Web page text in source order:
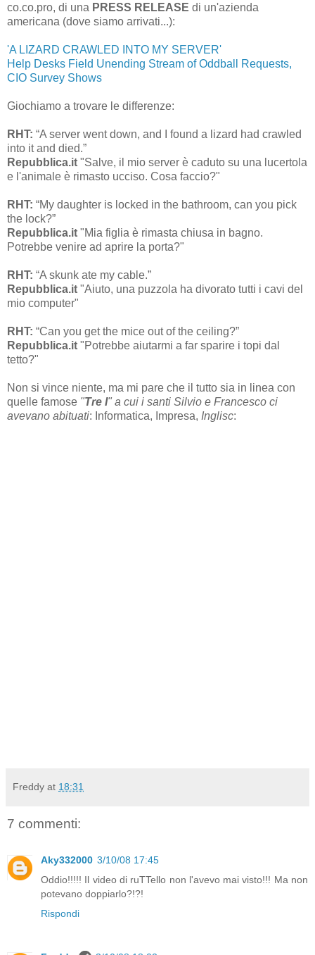
co.co.pro, di una PRESS RELEASE di un'azienda
americana (dove siamo arrivati...):
'A LIZARD CRAWLED INTO MY SERVER'
Help Desks Field Unending Stream of Oddball Requests,
CIO Survey Shows
Giochiamo a trovare le differenze:
RHT: “A server went down, and I found a lizard had crawled
into it and died.”
Repubblica.it "Salve, il mio server è caduto su una lucertola
e l'animale è rimasto ucciso. Cosa faccio?"
RHT: “My daughter is locked in the bathroom, can you pick
the lock?”
Repubblica.it "Mia figlia è rimasta chiusa in bagno.
Potrebbe venire ad aprire la porta?"
RHT: “A skunk ate my cable.”
Repubblica.it "Aiuto, una puzzola ha divorato tutti i cavi del
mio computer"
RHT: “Can you get the mice out of the ceiling?”
Repubblica.it "Potrebbe aiutarmi a far sparire i topi dal
tetto?"
Non si vince niente, ma mi pare che il tutto sia in linea con
quelle famose "Tre I" a cui i santi Silvio e Francesco ci
avevano abituati: Informatica, Impresa, Inglisc:
Freddy at 18:31
7 commenti:
Aky332000 3/10/08 17:45
Oddio!!!!! Il video di ruTTello non l'avevo mai visto!!! Ma non
potevano doppiarlo?!?!
Rispondi